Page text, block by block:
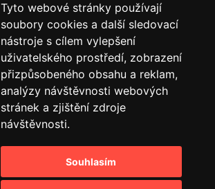
Tyto webové stránky používají
soubory cookies a další sledovací
nástroje s cílem vylepšení
uživatelského prostředí, zobrazení
přizpůsobeného obsahu a reklam,
analýzy návštěvnosti webových
stránek a zjištění zdroje
návštěvnosti.
Souhlasím